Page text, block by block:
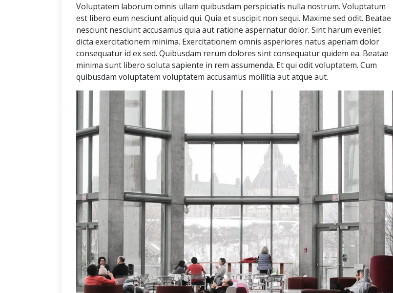
Voluptatem laborum omnis ullam quibusdam perspiciatis nulla nostrum. Voluptatum
est libero eum nesciunt aliquid qui. Quia et suscipit non sequi. Maxime sed odit. Beatae
nesciunt nesciunt accusamus quia aut ratione aspernatur dolor. Sint harum eveniet
dicta exercitationem minima. Exercitationem omnis asperiores natus aperiam dolor
consequatur id ex sed. Quibusdam rerum dolores sint consequatur quidem ea. Beatae
minima sunt libero soluta sapiente in rem assumenda. Et qui odit voluptatem. Cum
quibusdam voluptatem voluptatem accusamus mollitia aut atque aut.